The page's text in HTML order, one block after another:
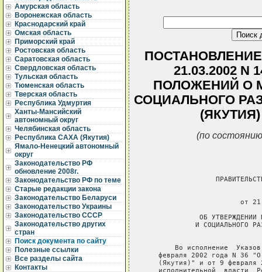
Амурская область
Воронежская область
Краснодарский край
Омская область
Приморский край
Ростовская область
Саратовская область
Свердловская область
Тульская область
Тюменская область
Тверская область
Республика Удмуртия
Ханты-Мансийский
автономный округ
Челябинская область
Республика САХА (Якутия)
Ямало-Ненецкий автономный
округ
Законодательство РФ
обновление 2008г.
Законодательство РФ по теме
Старые редакции закона
Законодательство Беларуси
Законодательство Украины
Законодательство СССР
Законодательство других
стран
Поиск документа по сайту
Полезные ссылки
Все разделы сайта
Контакты
21.03.2002
ПОЛОЖЕНИЙ О
СОЦИАЛЬНОГО
(по